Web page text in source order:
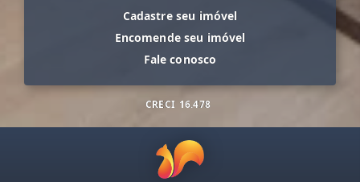
Cadastre seu imóvel
Encomende seu imóvel
Fale conosco
CRECI 16.478